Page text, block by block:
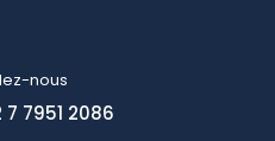
nous
7 7951 2086